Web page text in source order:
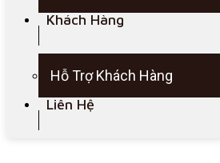
Khách Hàng
Hỗ Trợ Khách Hàng
Liên Hệ